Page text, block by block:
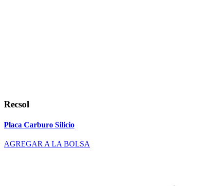
Recsol
Placa Carburo Silicio
AGREGAR A LA BOLSA